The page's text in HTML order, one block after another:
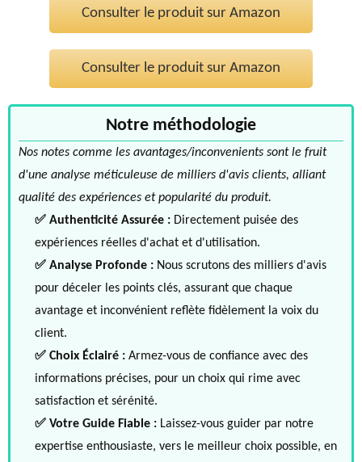
Consulter le produit sur Amazon
Consulter le produit sur Amazon
Notre méthodologie
Nos notes comme les avantages/inconvenients sont le fruit
d'une analyse méticuleuse de milliers d'avis clients, alliant
qualité des expériences et popularité du produit.
✅ Authenticité Assurée : Directement puisée des
expériences réelles d'achat et d'utilisation.
✅ Analyse Profonde : Nous scrutons des milliers d'avis
pour déceler les points clés, assurant que chaque
avantage et inconvénient reflète fidèlement la voix du
client.
✅ Choix Éclairé : Armez-vous de confiance avec des
informations précises, pour un choix qui rime avec
satisfaction et sérénité.
✅ Votre Guide Fiable : Laissez-vous guider par notre
expertise enthousiaste, vers le meilleur choix possible, en